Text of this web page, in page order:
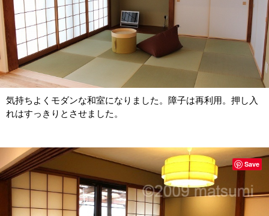
気持ちよくモダンな和室になりました。障子は再利用。押し入
れはすっきりとさせました。
Save